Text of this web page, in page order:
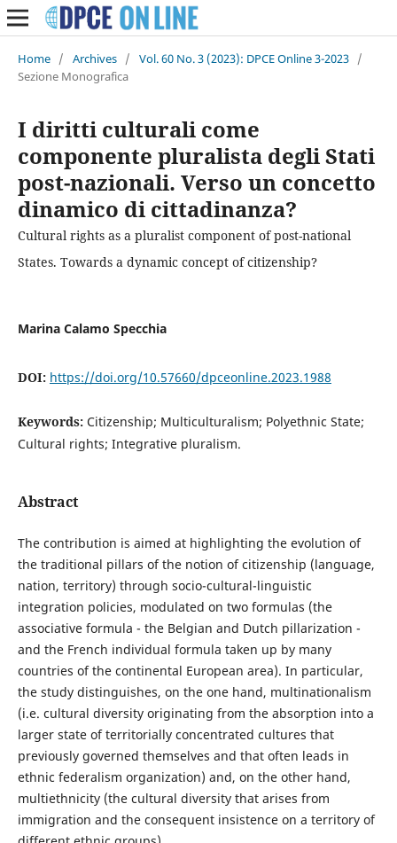
Home / Archives / Vol. 60 No. 3 (2023): DPCE Online 3-2023 /
Sezione Monografica
I diritti culturali come
componente pluralista degli Stati
post-nazionali. Verso un concetto
dinamico di cittadinanza?
Cultural rights as a pluralist component of post-national
States. Towards a dynamic concept of citizenship?
Marina Calamo Specchia
DOI: https://doi.org/10.57660/dpceonline.2023.1988
Keywords: Citizenship; Multiculturalism; Polyethnic State;
Cultural rights; Integrative pluralism.
Abstract
The contribution is aimed at highlighting the evolution of
the traditional pillars of the notion of citizenship (language,
nation, territory) through socio-cultural-linguistic
integration policies, modulated on two formulas (the
associative formula - the Belgian and Dutch pillarization -
and the French individual formula taken up by many
countries of the continental European area). In particular,
the study distinguishes, on the one hand, multinationalism
(i.e. cultural diversity originating from the absorption into a
larger state of territorially concentrated cultures that
previously governed themselves and that often leads in
ethnic federalism organization) and, on the other hand,
multiethnicity (the cultural diversity that arises from
immigration and the consequent insistence on a territory of